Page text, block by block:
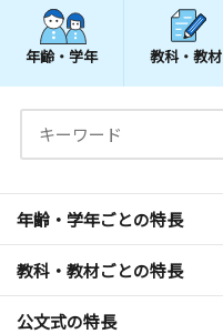
年齢・学年 教科・教材
年齢・学年ごとの特長
教科・教材ごとの特長
公文式の特長